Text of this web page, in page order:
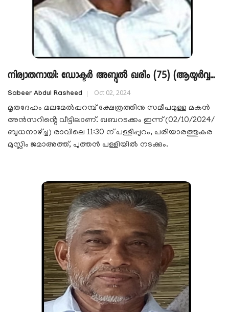
നിര്യാതനായി: ഡോക്ടർ അബ്ദുൽ ഖരീം (75) (ആയുർവ്വ...
Sabeer Abdul Rasheed
Oct 02, 2024
മൃതദേഹം മലമേൽപ്പറമ്പ് ക്ഷേത്രത്തിനു സമീപമുള്ള മകൻ
അൻസറിൻ്റെ വീട്ടിലാണ്. ഖബറടക്കം ഇന്ന് (02/10/2024/
ബുധനാഴ്ച്ച) രാവിലെ 11:30 ന് പള്ളിപ്പുറം, പരിയാരത്തുകര
മുസ്ലിം ജമാഅത്ത്, പുത്തൻ പള്ളിയിൽ നടക്കും.